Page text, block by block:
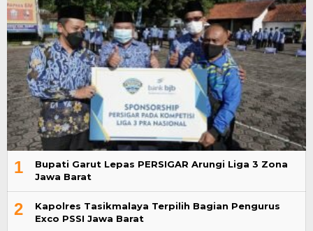
1
Bupati Garut Lepas PERSIGAR Arungi Liga 3 Zona
Jawa Barat
2
Kapolres Tasikmalaya Terpilih Bagian Pengurus
Exco PSSI Jawa Barat